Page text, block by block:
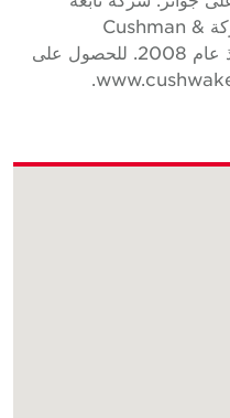
مملوكة ومدارة بشكل مستقل لشركة Cushman &
Wakefield، وتعمل في UAE منذ عام 2008. للحصول على